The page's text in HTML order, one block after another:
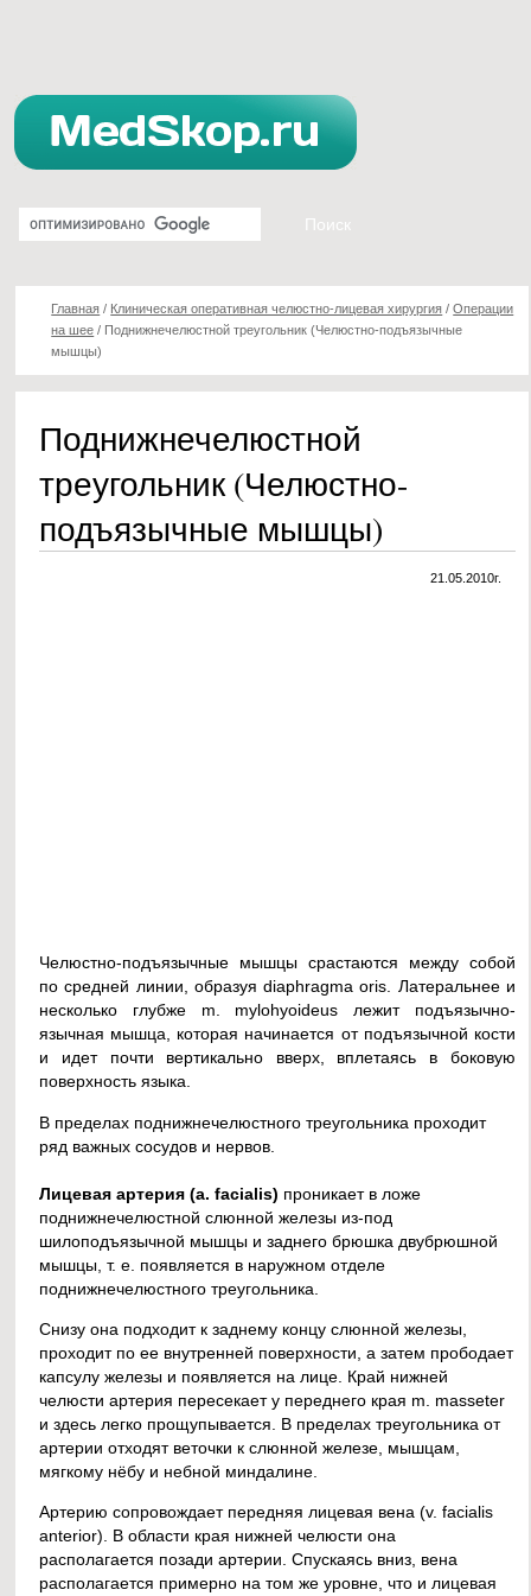
Главная / Клиническая оперативная челюстно-лицевая хирургия /Операции
на шее / Поднижнечелюстной треугольник (Челюстно-подъязычные
мышцы)
Поднижнечелюстной
треугольник (Челюстно-
подъязычные мышцы)
21.05.2010г.
Челюстно-подъязычные мышцы срастаются между собой
по средней линии, образуя diaphragma oris. Латеральнее и
несколько глубже m. mylohyoideus лежит подъязычно-
язычная мышца, которая начинается от подъязычной кости
и идет почти вертикально вверх, вплетаясь в боковую
поверхность языка.
В пределах поднижнечелюстного треугольника проходит
ряд важных сосудов и нервов.
Лицевая артерия (a. facialis) проникает в ложе
поднижнечелюстной слюнной железы из-под
шилоподъязычной мышцы и заднего брюшка двубрюшной
мышцы, т. е. появляется в наружном отделе
поднижнечелюстного треугольника.
Снизу она подходит к заднему концу слюнной железы,
проходит по ее внутренней поверхности, а затем прободает
капсулу железы и появляется на лице. Край нижней
челюсти артерия пересекает у переднего края m. masseter
и здесь легко прощупывается. В пределах треугольника от
артерии отходят веточки к слюнной железе, мышцам,
мягкому нёбу и небной миндалине.
Артерию сопровождает передняя лицевая вена (v. facialis
anterior). В области края нижней челюсти она
располагается позади артерии. Спускаясь вниз, вена
располагается примерно на том же уровне, что и лицевая